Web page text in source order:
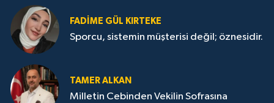
FADIME GÜL KIRTEKE
Sporcu, sistemin müşterisi değil; öznesidir.
TAMER ALKAN
Milletin Cebinden Vekilin Sofrasına